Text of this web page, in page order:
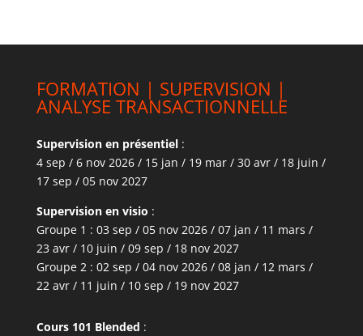
FORMATION | SUPERVISION |
ANALYSE TRANSACTIONNELLE
Supervision en présentiel:
4 sep / 6 nov 2026 / 15 jan / 19 mar / 30 avr / 18 juin /
17 sep / 05 nov 2027
Supervision en visio :
Groupe 1 : 03 sep / 05 nov 2026 / 07 jan / 11 mars /
23 avr / 10 juin / 09 sep / 18 nov 2027
Groupe 2 : 02 sep / 04 nov 2026 / 08 jan / 12 mars /
22 avr / 11 juin / 10 sep / 19 nov 2027
Cours 101 Blended :